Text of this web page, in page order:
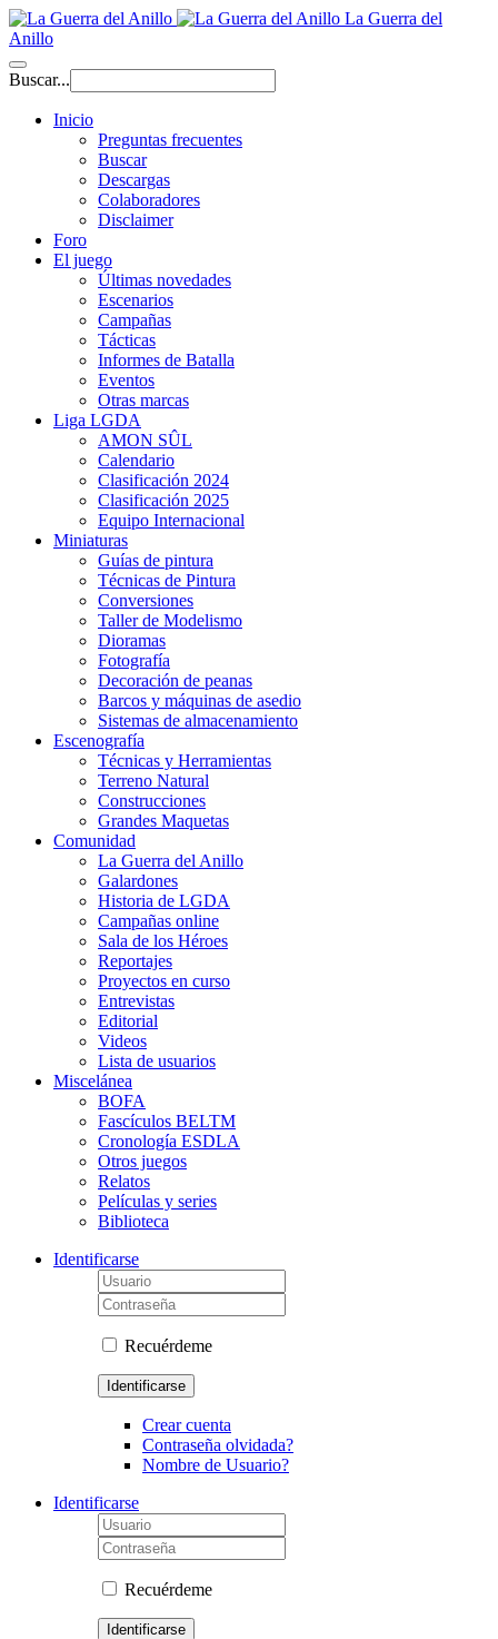
La Guerra del
Anillo
Buscar...
Inicio
Preguntas frecuentes
Buscar
Descargas
Colaboradores
Disclaimer
Foro
El juego
Últimas novedades
Escenarios
Campañas
Tácticas
Informes de Batalla
Eventos
Otras marcas
Liga LGDA
AMON SÛL
Calendario
Clasificación 2024
Clasificación 2025
Equipo Internacional
Miniaturas
Guías de pintura
Técnicas de Pintura
Conversiones
Taller de Modelismo
Dioramas
Fotografía
Decoración de peanas
Barcos y máquinas de asedio
Sistemas de almacenamiento
Escenografía
Técnicas y Herramientas
Terreno Natural
Construcciones
Grandes Maquetas
Comunidad
La Guerra del Anillo
Galardones
Historia de LGDA
Campañas online
Sala de los Héroes
Reportajes
Proyectos en curso
Entrevistas
Editorial
Videos
Lista de usuarios
Miscelánea
BOFA
Fascículos BELTM
Cronología ESDLA
Otros juegos
Relatos
Películas y series
Biblioteca
Identificarse
Recuérdeme
Identificarse
Crear cuenta
Contraseña olvidada?
Nombre de Usuario?
Identificarse
Recuérdeme
Identificarse